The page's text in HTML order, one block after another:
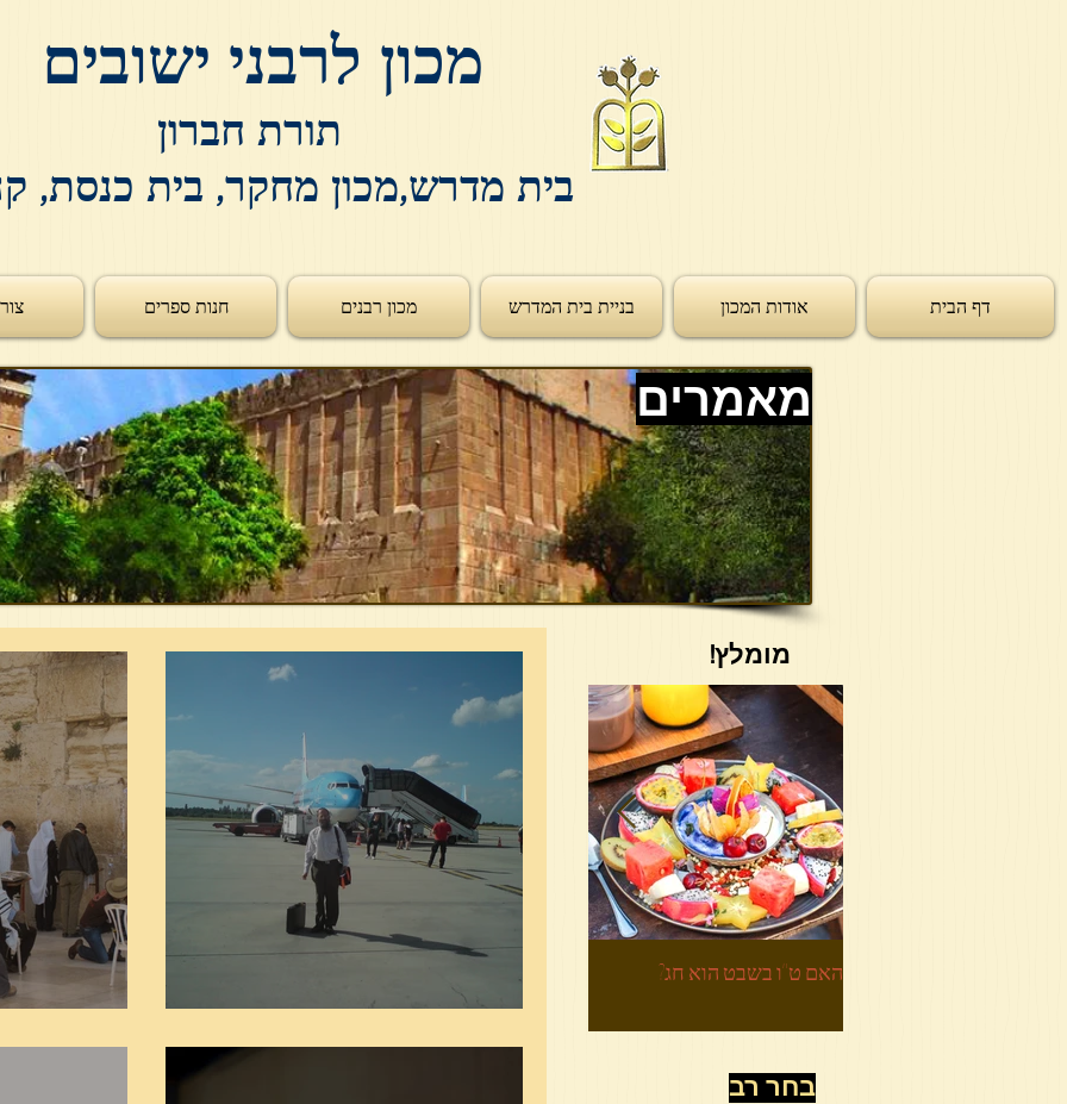
מכון לרבני ישובים
תורת חברון
בית מדרש,מכון מחקר, בית כנסת,
דף הבית אודות המכון בניית בית המדרש מכון רבנים חנות ספרים
מאמרים
פרשת מסעי חורבן
מומלץ!
האם ט"ו בשבט הוא חג? הרהורים בנוגע לתשעה באב סעודת
בחר רב